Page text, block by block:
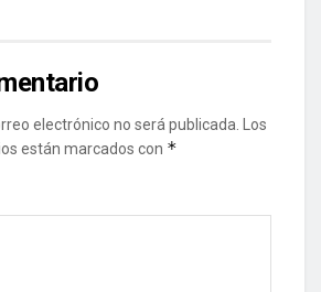
electrónico no será publicada. Los
están marcados con *